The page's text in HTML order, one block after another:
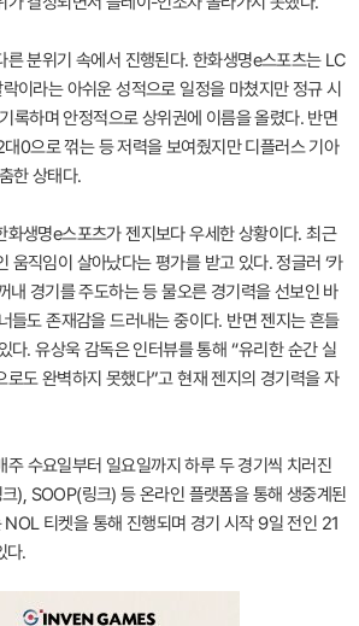
른 분위기 속에서 진행된다. 한화생명e스포츠는 LC
이라는 아쉬운 성적으로 일정을 마쳤지만 정규 시
록하며 안정적으로 상위권에 이름을 올렸다. 반면
0으로 꺾는 등 저력을 보여줬지만 디플러스 기아
한 상태다.
화생명e스포츠가 젠지보다 우세한 상황이다. 최근
움직임이 살아났다는 평가를 받고 있다. 정글러 ‘카
내 경기를 주도하는 등 물오른 경기력을 선보인 바
들도 존재감을 드러내는 중이다. 반면 젠지는 흔들
다. 유상욱 감독은 인터뷰를 통해 “유리한 순간 실
로도 완벽하지 못했다”고 현재 젠지의 경기력을 자
수요일부터 일요일까지 하루 두 경기씩 치러진
), SOOP(링크) 등 온라인 플랫폼을 통해 생중계된
NOL 티켓을 통해 진행되며 경기 시작 9일 전인 21
다.